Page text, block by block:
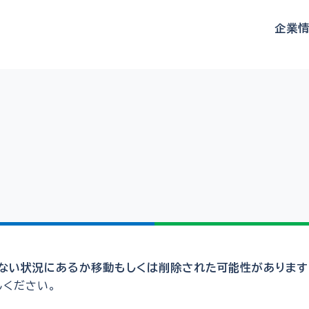
企業
い状況にあるか移動もしくは削除された可能性があります
ださい。